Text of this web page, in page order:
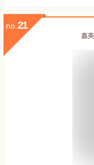
no. 21
嘉